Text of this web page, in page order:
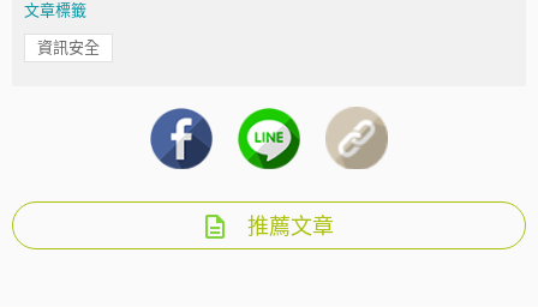
文章標籤
資訊安全
推薦文章